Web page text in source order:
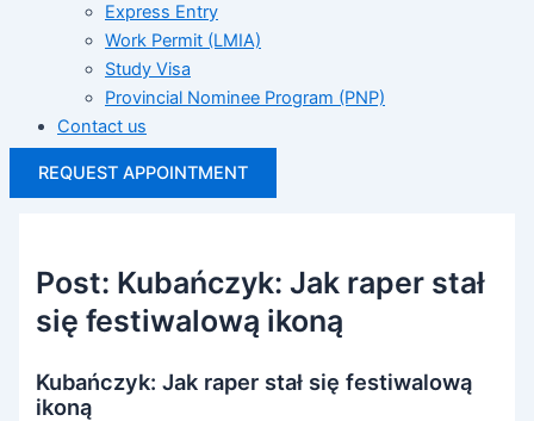
Express Entry
Work Permit (LMIA)
Study Visa
Provincial Nominee Program (PNP)
Contact us
REQUEST APPOINTMENT
Post: Kubańczyk: Jak raper stał
się festiwalową ikoną
Kubańczyk: Jak raper stał się festiwalową
ikoną